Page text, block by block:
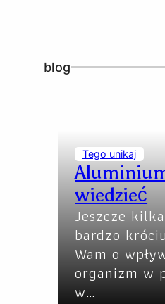
blog
Tego unikaj
wiedzieć
Jeszcze
bardzo
Wam o
organizm w
w…